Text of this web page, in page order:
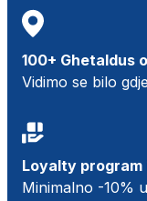
100+ Ghetaldus
Vidimo se bilo
Loyalty program
Minimalno -10%